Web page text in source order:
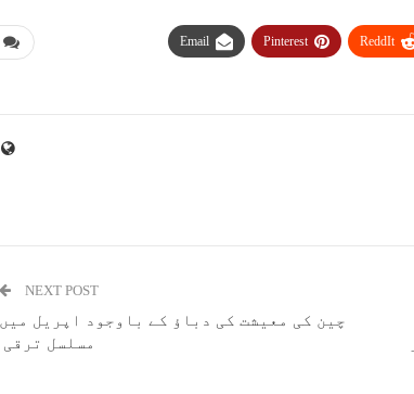
ReddIt
Pinterest
Email
NEXT POST
چین کی معیشت کی دباؤ کے باوجود اپریل میں
مسلسل ترقی